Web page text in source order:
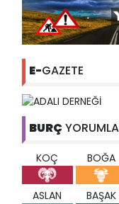
E-GAZETE
BURÇ
KOÇ BOĞA
ASLAN BAŞAK